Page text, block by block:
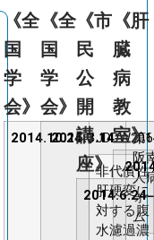
《全
国
学
会》
2014.10.24
非代償性
肝硬変に
対する腹
水濾過濃
《全
国
学
会》
2015.3.14
第
阪
人
ォ
ム
《市
民
公
開
講
座》
2014.6.24
《肝
臓
病
教
室》